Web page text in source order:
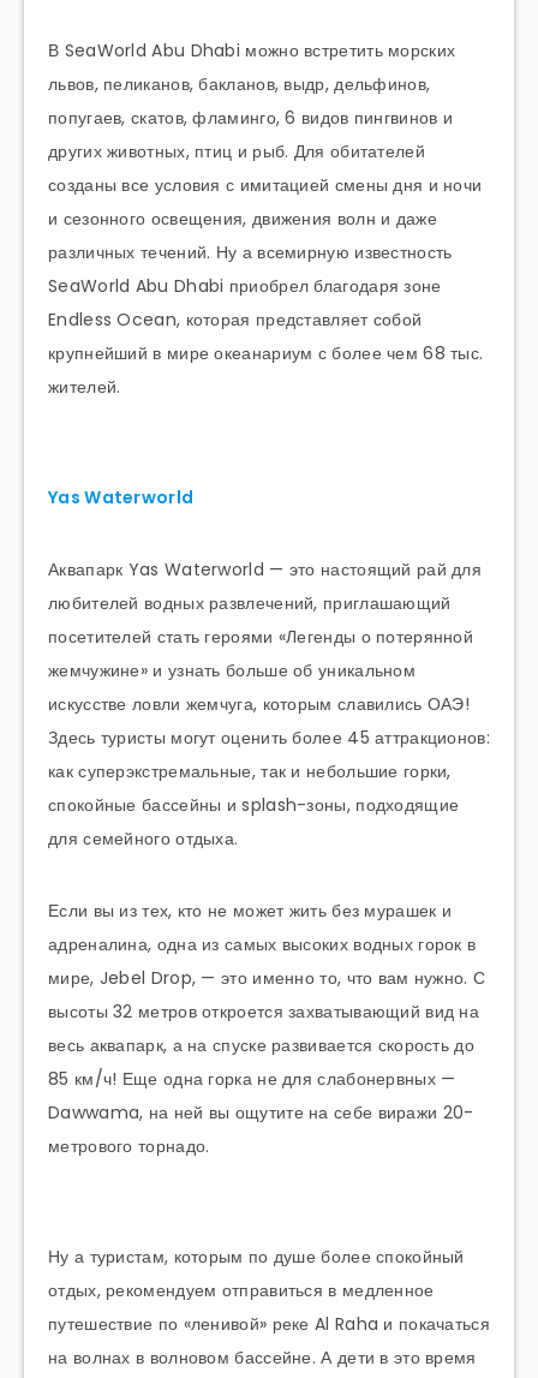
В SeaWorld Abu Dhabi можно встретить морских
львов, пеликанов, бакланов, выдр, дельфинов,
попугаев, скатов, фламинго, 6 видов пингвинов и
других животных, птиц и рыб. Для обитателей
созданы все условия с имитацией смены дня и ночи
и сезонного освещения, движения волн и даже
различных течений. Ну а всемирную известность
SeaWorld Abu Dhabi приобрел благодаря зоне
Endless Ocean, которая представляет собой
крупнейший в мире океанариум с более чем 68 тыс.
жителей.
Yas Waterworld
Аквапарк Yas Waterworld — это настоящий рай для
любителей водных развлечений, приглашающий
посетителей стать героями «Легенды о потерянной
жемчужине» и узнать больше об уникальном
искусстве ловли жемчуга, которым славились ОАЭ!
Здесь туристы могут оценить более 45 аттракционов:
как суперэкстремальные, так и небольшие горки,
спокойные бассейны и splash-зоны, подходящие
для семейного отдыха.
Если вы из тех, кто не может жить без мурашек и
адреналина, одна из самых высоких водных горок в
мире, Jebel Drop, — это именно то, что вам нужно. С
высоты 32 метров откроется захватывающий вид на
весь аквапарк, а на спуске развивается скорость до
85 км/ч! Еще одна горка не для слабонервных —
Dawwama, на ней вы ощутите на себе виражи 20-
метрового торнадо.
Ну а туристам, которым по душе более спокойный
отдых, рекомендуем отправиться в медленное
путешествие по «ленивой» реке Al Raha и покачаться
на волнах в волновом бассейне. А дети в это время